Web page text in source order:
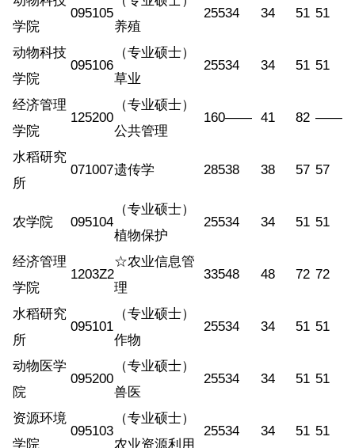
学院
095105
养殖
25534 34 51 51
动物科技
学院
095106
（专业硕士）
草业
25534 34 51 51
经济管理
学院
125200
（专业硕士）
公共管理
160—— 41 82 ——
水稻研究
所
071007遗传学 28538 38 57 57
农学院 095104
（专业硕士）
植物保护
25534 34 51 51
经济管理
学院
1203Z2
☆农业信息管
理
33548 48 72 72
水稻研究
所
095101
（专业硕士）
作物
25534 34 51 51
动物医学
院
095200
（专业硕士）
兽医
25534 34 51 51
资源环境
学院
095103
（专业硕士）
农业资源利用
25534 34 51 51